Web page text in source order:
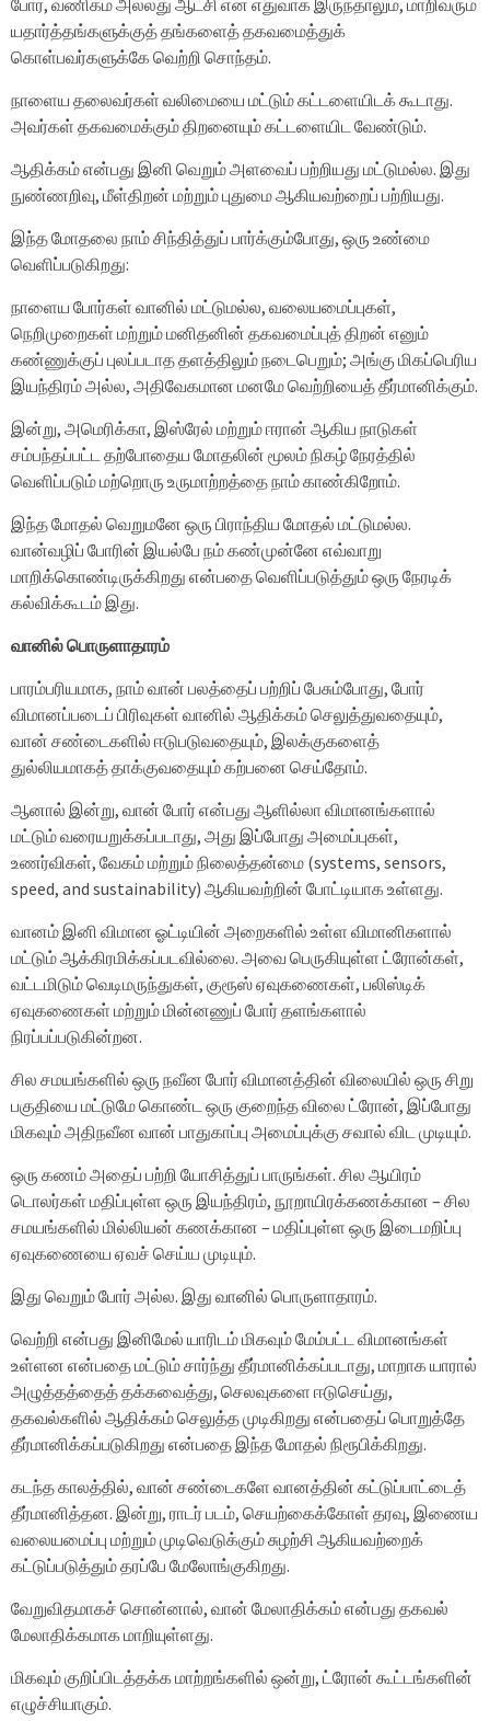
போர், வணிகம் அல்லது ஆட்சி என எதுவாக இருந்தாலும், மாறிவரும்
யதார்த்தங்களுக்குத் தங்களைத் தகவமைத்துக்
கொள்பவர்களுக்கே வெற்றி சொந்தம்.
நாளைய தலைவர்கள் வலிமையை மட்டும் கட்டளையிடக் கூடாது.
அவர்கள் தகவமைக்கும் திறனையும் கட்டளையிட வேண்டும்.
ஆதிக்கம் என்பது இனி வெறும் அளவைப் பற்றியது மட்டுமல்ல. இது
நுண்ணறிவு, மீள்திறன் மற்றும் புதுமை ஆகியவற்றைப் பற்றியது.
இந்த மோதலை நாம் சிந்தித்துப் பார்க்கும்போது, ​​ஒரு உண்மை
வெளிப்படுகிறது:
நாளைய போர்கள் வானில் மட்டுமல்ல, வலையமைப்புகள்,
நெறிமுறைகள் மற்றும் மனிதனின் தகவமைப்புத் திறன் எனும்
கண்ணுக்குப் புலப்படாத தளத்திலும் நடைபெறும்; அங்கு மிகப்பெரிய
இயந்திரம் அல்ல, அதிவேகமான மனமே வெற்றியைத் தீர்மானிக்கும்.
இன்று, அமெரிக்கா, இஸ்ரேல் மற்றும் ஈரான் ஆகிய நாடுகள்
சம்பந்தப்பட்ட தற்போதைய மோதலின் மூலம் நிகழ் நேரத்தில்
வெளிப்படும் மற்றொரு உருமாற்றத்தை நாம் காண்கிறோம்.
இந்த மோதல் வெறுமனே ஒரு பிராந்திய மோதல் மட்டுமல்ல.
வான்வழிப் போரின் இயல்பே நம் கண்முன்னே எவ்வாறு
மாறிக்கொண்டிருக்கிறது என்பதை வெளிப்படுத்தும் ஒரு நேரடிக்
கல்விக்கூடம் இது.
வானில் பொருளாதாரம்
பாரம்பரியமாக, நாம் வான் பலத்தைப் பற்றிப் பேசும்போது, ​​போர்
விமானப்படைப் பிரிவுகள் வானில் ஆதிக்கம் செலுத்துவதையும்,
வான் சண்டைகளில் ஈடுபடுவதையும், இலக்குகளைத்
துல்லியமாகத் தாக்குவதையும் கற்பனை செய்தோம்.
ஆனால் இன்று, வான் போர் என்பது ஆளில்லா விமானங்களால்
மட்டும் வரையறுக்கப்படாது, அது இப்போது அமைப்புகள்,
உணர்விகள், வேகம் மற்றும் நிலைத்தன்மை (systems, sensors,
speed, and sustainability) ஆகியவற்றின் போட்டியாக உள்ளது.
வானம் இனி விமான ஓட்டியின் அறைகளில் உள்ள விமானிகளால்
மட்டும் ஆக்கிரமிக்கப்படவில்லை. அவை பெருகியுள்ள ட்ரோன்கள்,
வட்டமிடும் வெடிமருந்துகள், குரூஸ் ஏவுகணைகள், பலிஸ்டிக்
ஏவுகணைகள் மற்றும் மின்னணுப் போர் தளங்களால்
நிரப்பப்படுகின்றன.
சில சமயங்களில் ஒரு நவீன போர் விமானத்தின் விலையில் ஒரு சிறு
பகுதியை மட்டுமே கொண்ட ஒரு குறைந்த விலை ட்ரோன், இப்போது
மிகவும் அதிநவீன வான் பாதுகாப்பு அமைப்புக்கு சவால் விட முடியும்.
ஒரு கணம் அதைப் பற்றி யோசித்துப் பாருங்கள். சில ஆயிரம்
டொலர்கள் மதிப்புள்ள ஒரு இயந்திரம், நூறாயிரக்கணக்கான – சில
சமயங்களில் மில்லியன் கணக்கான – மதிப்புள்ள ஒரு இடைமறிப்பு
ஏவுகணையை ஏவச் செய்ய முடியும்.
இது வெறும் போர் அல்ல. இது வானில் பொருளாதாரம்.
வெற்றி என்பது இனிமேல் யாரிடம் மிகவும் மேம்பட்ட விமானங்கள்
உள்ளன என்பதை மட்டும் சார்ந்து தீர்மானிக்கப்படாது, மாறாக யாரால்
அழுத்தத்தைத் தக்கவைத்து, செலவுகளை ஈடுசெய்து,
தகவல்களில் ஆதிக்கம் செலுத்த முடிகிறது என்பதைப் பொறுத்தே
தீர்மானிக்கப்படுகிறது என்பதை இந்த மோதல் நிரூபிக்கிறது.
கடந்த காலத்தில், வான் சண்டைகளே வானத்தின் கட்டுப்பாட்டைத்
தீர்மானித்தன. இன்று, ராடர் படம், செயற்கைக்கோள் தரவு, இணைய
வலையமைப்பு மற்றும் முடிவெடுக்கும் சுழற்சி ஆகியவற்றைக்
கட்டுப்படுத்தும் தரப்பே மேலோங்குகிறது.
வேறுவிதமாகச் சொன்னால், வான் மேலாதிக்கம் என்பது தகவல்
மேலாதிக்கமாக மாறியுள்ளது.
மிகவும் குறிப்பிடத்தக்க மாற்றங்களில் ஒன்று, ட்ரோன் கூட்டங்களின்
எழுச்சியாகும்.